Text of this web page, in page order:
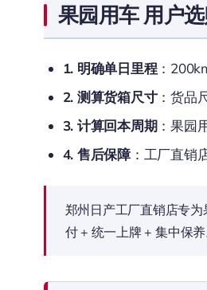
果园用车 用户
1. 明确单日里程：
2. 测算货箱尺寸：货品
3. 计算回本周期：果园
4. 售后保障：工厂直销
郑州日产工厂直销店专
付 + 统一上牌 + 集中保养